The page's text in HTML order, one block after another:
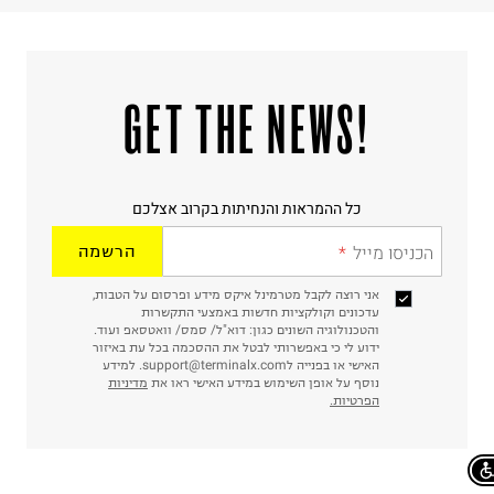
!GET THE NEWS
כל ההמראות והנחיתות בקרוב אצלכם
הכניסו מייל הרשמה
אני רוצה לקבל מטרמינל איקס מידע ופרסום על הטבות,
עדכונים וקולקציות חדשות באמצעי התקשרות
והטכנולוגיה השונים כגון: דוא"ל/ סמס/ וואטסאפ ועוד.
ידוע לי כי באפשרותי לבטל את ההסכמה בכל עת באיזור
האישי או בפנייה לsupport@terminalx.com. למידע
נוסף על אופן השימוש במידע האישי ראו את מדיניות
הפרטיות.